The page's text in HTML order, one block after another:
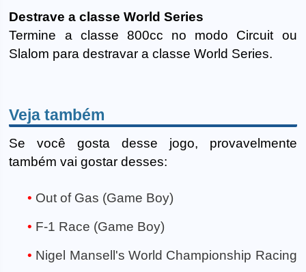
Destrave a classe World Series
Termine a classe 800cc no modo Circuit ou
Slalom para destravar a classe World Series.
Veja também
Se você gosta desse jogo, provavelmente
também vai gostar desses:
Out of Gas (Game Boy)
F-1 Race (Game Boy)
Nigel Mansell's World Championship Racing